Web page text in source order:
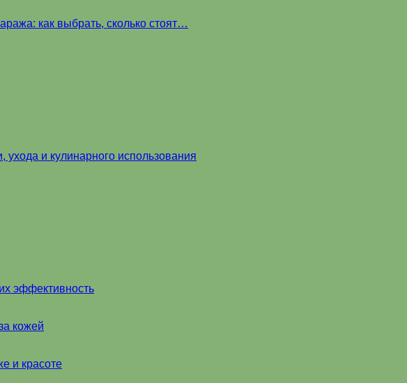
как выбрать, сколько стоят…
и кулинарного использования
эффективность
кожей
и красоте